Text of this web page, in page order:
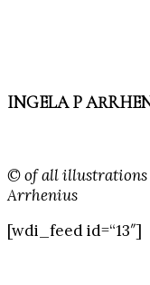
INGELA P
© of all illustrations
Arrhenius
[wdi_feed id=“13″]